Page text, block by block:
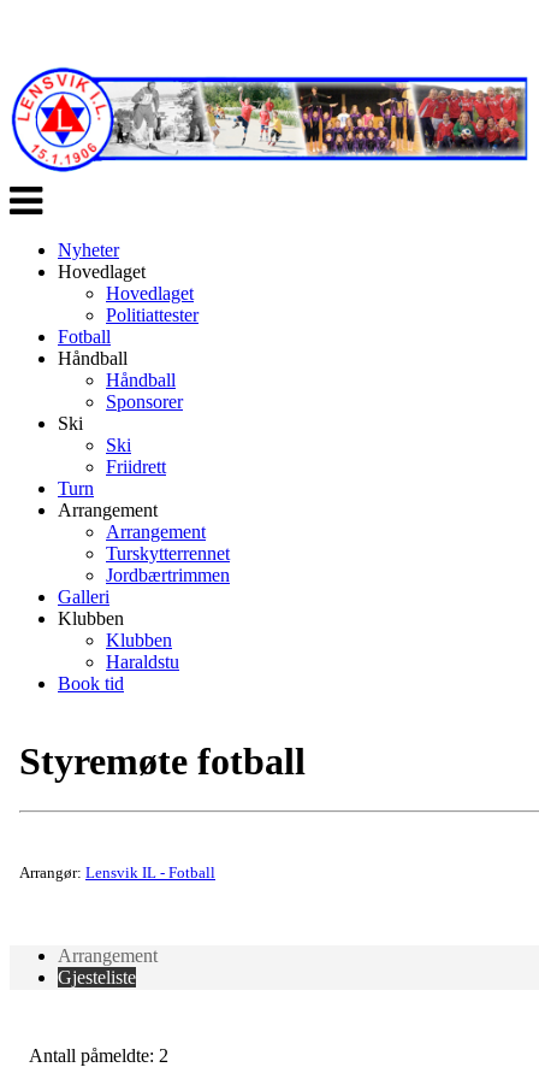
Veksle
navigasjon
Nyheter
Hovedlaget
Hovedlaget
Politiattester
Fotball
Håndball
Håndball
Sponsorer
Ski
Ski
Friidrett
Turn
Arrangement
Arrangement
Turskytterrennet
Jordbærtrimmen
Galleri
Klubben
Klubben
Haraldstu
Book tid
Styremøte fotball
Arrangør: Lensvik IL - Fotball
Arrangement
Gjesteliste
Antall påmeldte: 2